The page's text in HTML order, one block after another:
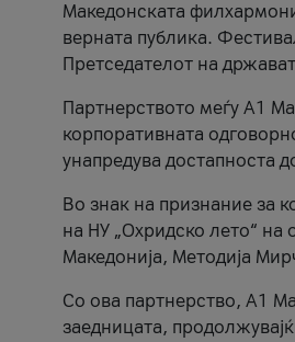
Македонската
верната публика.
Претседателот на
Партнерството меѓу A1
корпоративната
унапредува достапноста
Во знак на признание за
на НУ „Охридско лето“ на
Македонија, Методија
Со ова партнерство, A1
заедницата,